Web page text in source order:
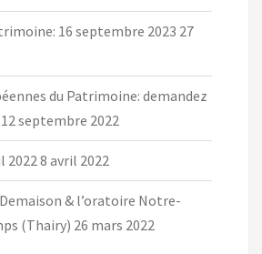
16 septembre 2023 27
du Patrimoine: demandez
12 septembre 2022
20228 avril 2022
& l’oratoire Notre-
(Thairy) 26 mars 2022